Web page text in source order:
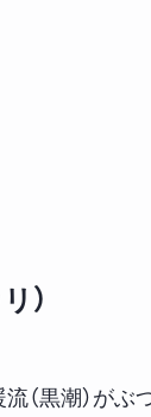
）
流（黒潮）が